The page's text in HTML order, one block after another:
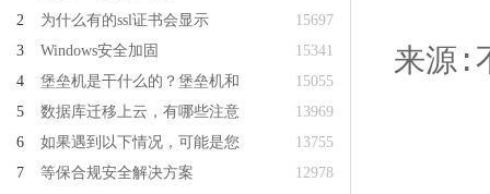
15697
2
为什么有的ssl证书会显示
15341
3
Windows安全加固
15055
4
堡垒机是干什么的？堡垒机和
13969
5
数据库迁移上云，有哪些注意
13755
6
如果遇到以下情况，可能是您
12978
7
等保合规安全解决方案
来源: